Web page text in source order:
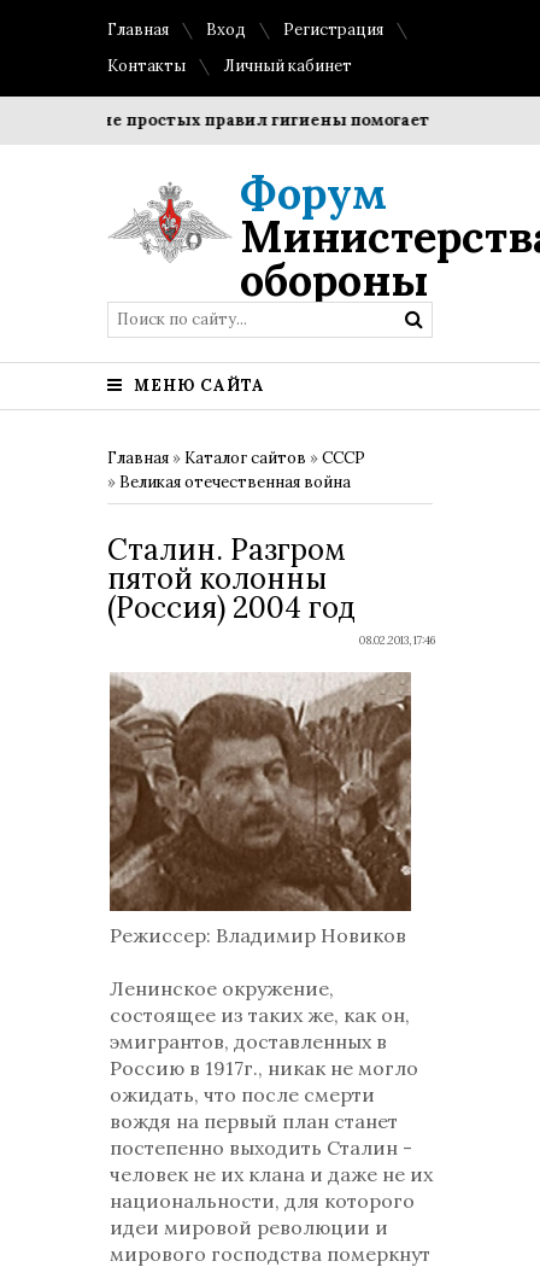
Главная Вход
Регистрация
Контакты
Личный кабинет
простых правил гигиены помогает сохранить
Форум
обороны
МЕНЮ САЙТА
Главная » Каталог сайтов »СССР
» Великая отечественная война
Сталин. Разгром
пятой колонны
(Россия) 2004 год
08.02.2013, 17:46
Режиссер: Владимир Новиков
Ленинское окружение,
состоящее из таких же, как он,
эмигрантов, доставленных в
Россию в 1917г., никак не могло
ожидать, что после смерти
вождя на первый план станет
постепенно выходить Сталин -
человек не их клана и даже не их
национальности, для которого
идеи мировой революции и
мирового господства померкнут